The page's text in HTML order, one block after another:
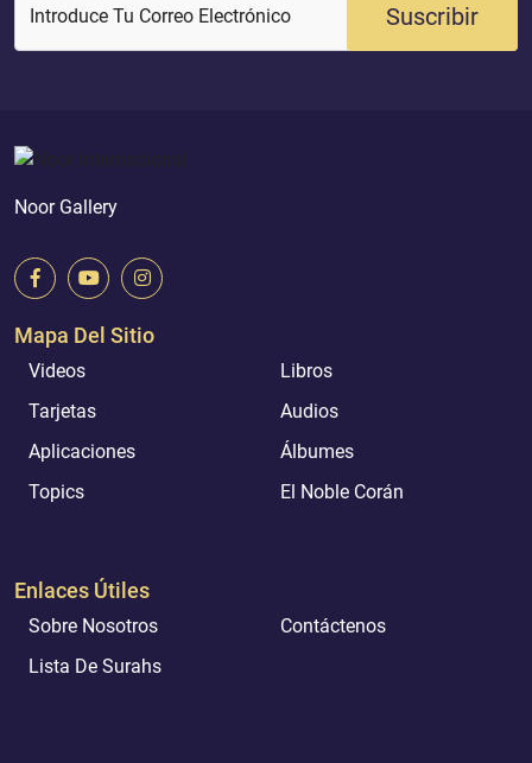
Introduce Tu Correo Electrónico Suscribir
Noor Gallery
Mapa Del Sitio
Videos
Libros
Tarjetas
Audios
Aplicaciones
Álbumes
Topics
El Noble Corán
Enlaces Útiles
Sobre Nosotros
Contáctenos
Lista De Surahs